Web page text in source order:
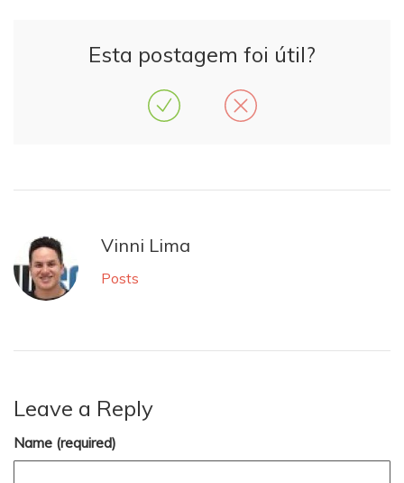
Esta postagem foi útil?
Vinni Lima
Posts
Leave a Reply
Name (required)